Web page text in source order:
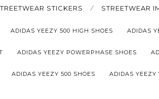
STICKERS ⁄ STREETWEAR
ADIDAS YEEZY 500 HIGH SHOES ADIDAS
ADIDAS YEEZY POWERPHASE SHOES
ADIDAS YEEZY 500 SHOES ADIDAS YEEZY